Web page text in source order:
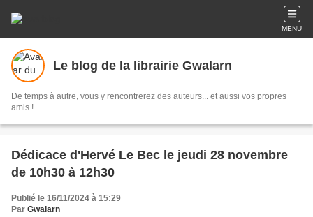
MENU
Le blog de la librairie Gwalarn
De temps à autre, vous y rencontrerez des auteurs... et aussi vos propres
amis !
Dédicace d'Hervé Le Bec le jeudi 28 novembre
de 10h30 à 12h30
Publié le 16/11/2024 à 15:29
Par Gwalarn